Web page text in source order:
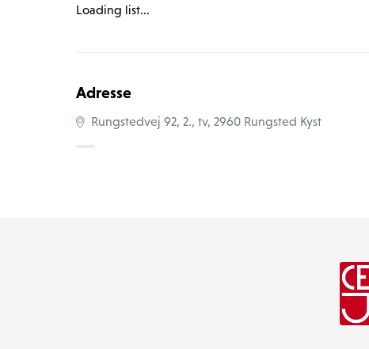
Loading list...
Adresse
Rungstedvej 92, 2., tv, 2960 Rungsted Kyst